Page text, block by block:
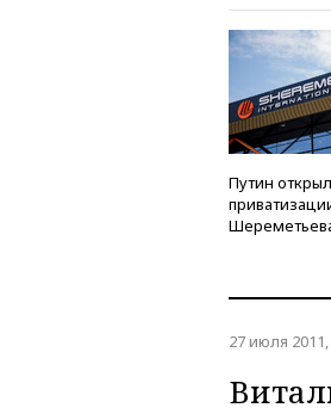
СТИЛЬ
Путин
27 июля